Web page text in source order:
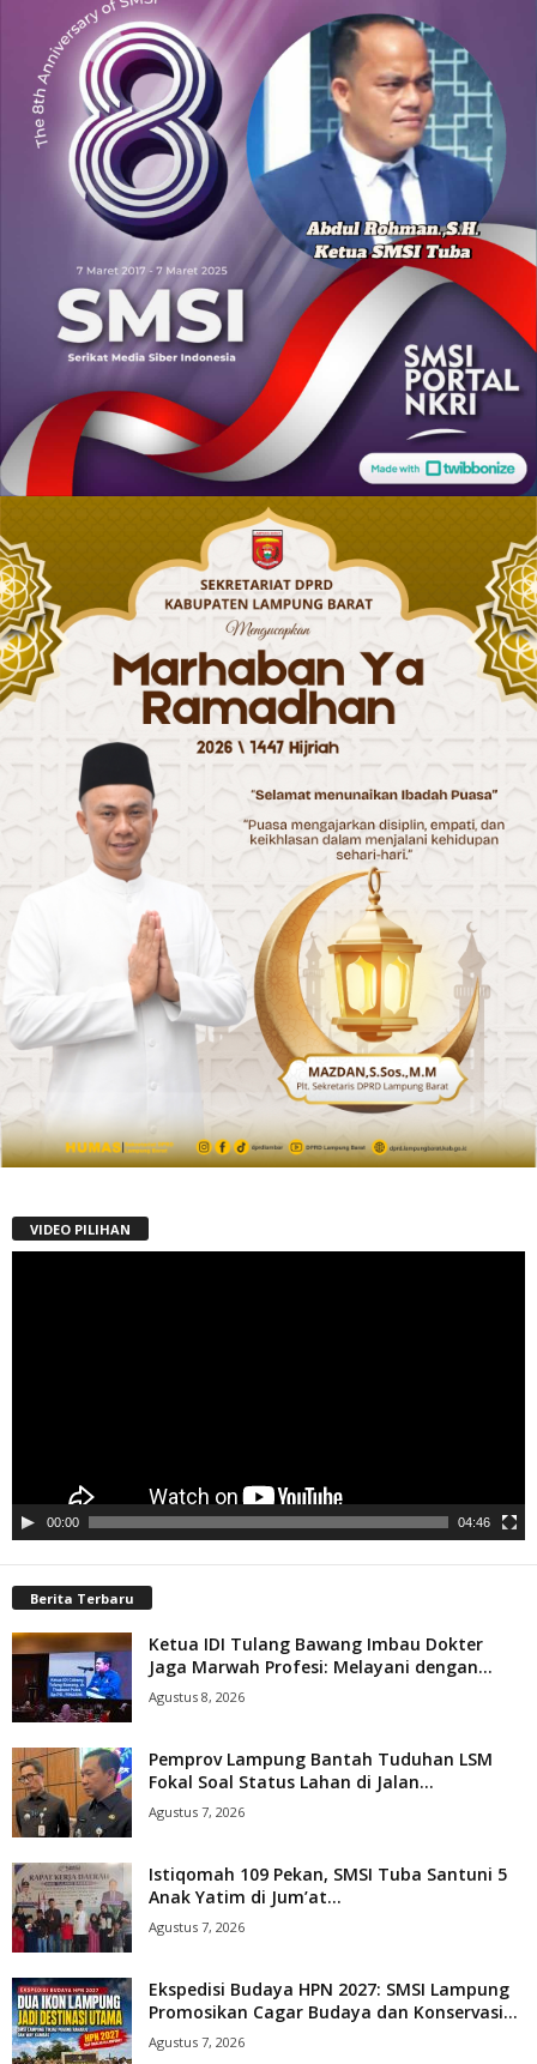
VIDEO PILIHAN
00:00 04:46
Berita Terbaru
Ketua IDI Tulang Bawang Imbau Dokter
Jaga Marwah Profesi: Melayani dengan...
Agustus 8, 2026
Pemprov Lampung Bantah Tuduhan LSM
Fokal Soal Status Lahan di Jalan...
Agustus 7, 2026
Istiqomah 109 Pekan, SMSI Tuba Santuni 5
Anak Yatim di Jum’at...
Agustus 7, 2026
Ekspedisi Budaya HPN 2027: SMSI Lampung
Promosikan Cagar Budaya dan Konservasi...
Agustus 7, 2026